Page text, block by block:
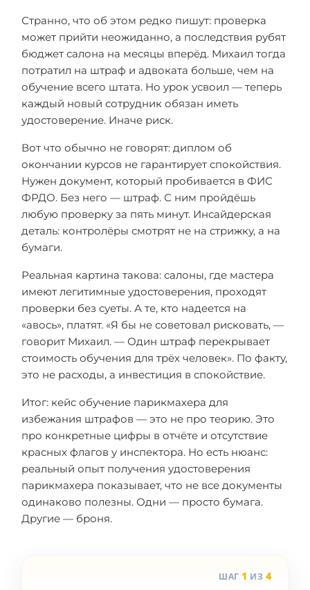
Странно, что об этом редко пишут: проверка
может прийти неожиданно, а последствия рубят
бюджет салона на месяцы вперёд. Михаил тогда
потратил на штраф и адвоката больше, чем на
обучение всего штата. Но урок усвоил — теперь
каждый новый сотрудник обязан иметь
удостоверение. Иначе риск.
Вот что обычно не говорят: диплом об
окончании курсов не гарантирует спокойствия.
Нужен документ, который пробивается в ФИС
ФРДО. Без него — штраф. С ним пройдёшь
любую проверку за пять минут. Инсайдерская
деталь: контролёры смотрят не на стрижку, а на
бумаги.
Реальная картина такова: салоны, где мастера
имеют легитимные удостоверения, проходят
проверки без суеты. А те, кто надеется на
«авось», платят. «Я бы не советовал рисковать, —
говорит Михаил. — Один штраф перекрывает
стоимость обучения для трёх человек». По факту,
это не расходы, а инвестиция в спокойствие.
Итог: кейс обучение парикмахера для
избежания штрафов — это не про теорию. Это
про конкретные цифры в отчёте и отсутствие
красных флагов у инспектора. Но есть нюанс:
реальный опыт получения удостоверения
парикмахера показывает, что не все документы
одинаково полезны. Одни — просто бумага.
Другие — броня.
ШАГ 1 ИЗ 4